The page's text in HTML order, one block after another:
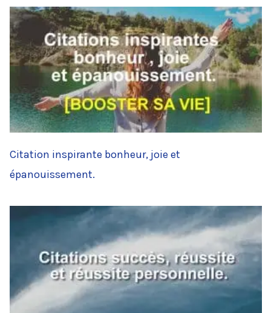
Citation inspirante bonheur, joie et
épanouissement.